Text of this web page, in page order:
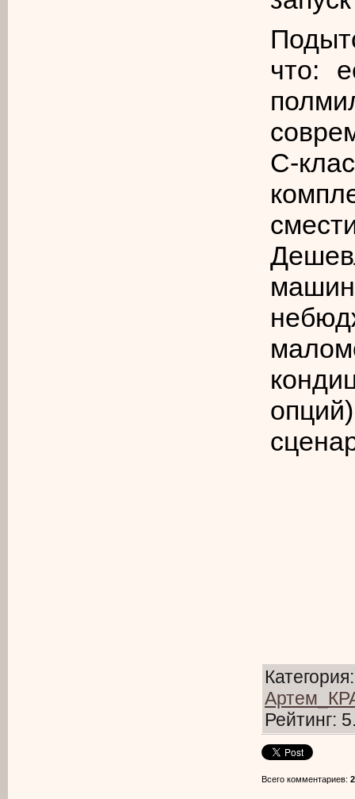
что:
С-
Категория
Рейтинг:
Всего комментариев: